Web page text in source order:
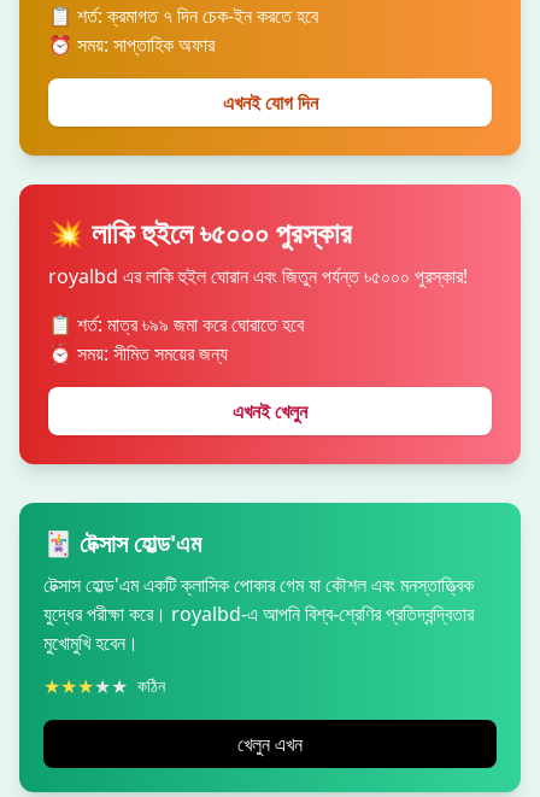
📋 শর্ত: ক্রমাগত ৭ দিন চেক-ইন করতে হবে
⏰ সময়: সাপ্তাহিক অফার
এখনই যোগ দিন
💥 লাকি হুইলে ৳৫০০০ পুরস্কার
royalbd এর লাকি হুইল ঘোরান এবং জিতুন পর্যন্ত ৳৫০০০ পুরস্কার!
📋 শর্ত: মাত্র ৳৯৯ জমা করে ঘোরাতে হবে
⏰ সময়: সীমিত সময়ের জন্য
এখনই খেলুন
🃏 টেক্সাস হোল্ড'এম
টেক্সাস হোল্ড'এম একটি ক্লাসিক পোকার গেম যা কৌশল এবং মনস্তাত্ত্বিক
যুদ্ধের পরীক্ষা করে। royalbd-এ আপনি বিশ্ব-শ্রেণির প্রতিদ্বন্দ্বিতার
মুখোমুখি হবেন।
★★★★★ কঠিন
খেলুন এখন